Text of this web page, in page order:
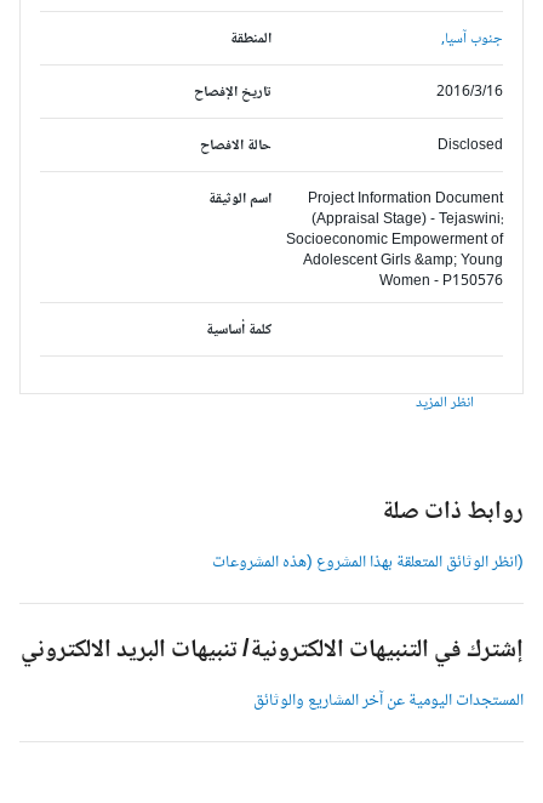
المنطقة جنوب آسيا,
تاريخ الإفصاح 2016/3/16
حالة الافصاح Disclosed
اسم الوثيقة
Project Information Document
(Appraisal Stage) - Tejaswini:
Socioeconomic Empowerment of
Adolescent Girls &amp; Young
Women - P150576
كلمة أساسية
انظر المزيد
روابط ذات صلة
(انظر الوثائق المتعلقة بهذا المشروع (هذه المشروعات
إشترك في التنبيهات الالكترونية/ تنبيهات البريد الالكتروني
المستجدات اليومية عن آخر المشاريع والوثائق